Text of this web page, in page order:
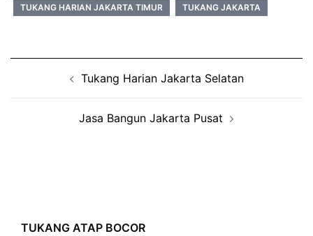
TUKANG HARIAN JAKARTA TIMUR
TUKANG JAKARTA
navigationTukang Harian Jakarta Selatan
Jasa Bangun Jakarta Pusat
TUKANG ATAP BOCOR